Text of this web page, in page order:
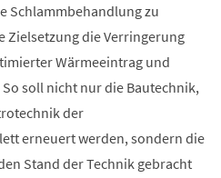
Schlammbehandlung zu
Zielsetzung die Verringerung
Wärmeeintrag und
soll nicht nur die Bautechnik,
der
erneuert werden, sondern die
Stand der Technik gebracht